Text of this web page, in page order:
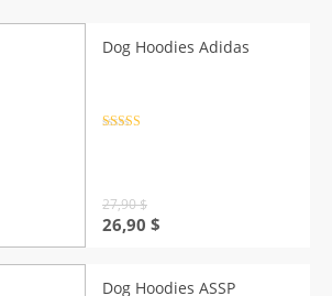
Dog Hoodies Adidas
27,90$
Original
27,90 $.
26,90 $
26,90 $.
Dog Hoodies ASSP